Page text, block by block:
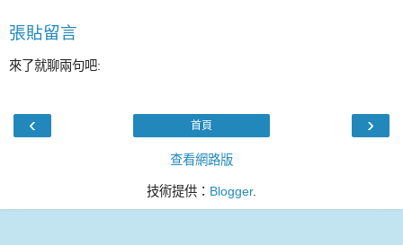
張貼留言
來了就聊兩句吧:
‹ ›
首頁
查看網路版
技術提供： Blogger.